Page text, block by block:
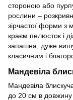
стороною або
рослини –
зірчастої форми
краєм пелюсток і
запашна, дуже
класичним і
Мандевіла
Мандевіла
до 20 см в довжину